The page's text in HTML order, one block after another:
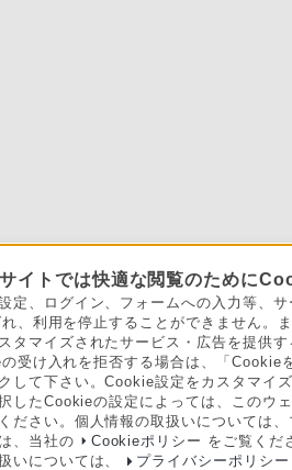
イトでは快適な閲覧のために
定、ログイン、フォームへの入力等、
、利用を停止することができません。
タマイズされたサービス・広告を提供
受け入れを拒否する場合は、「Cookie
して下さい。Cookie設定をカスタマイ
したCookieの設定によっては、このウ
ださい。個人情報の取扱いについては
、当社の
Cookieポリシー をご覧くだ
いについては、
プライバシーポリシー